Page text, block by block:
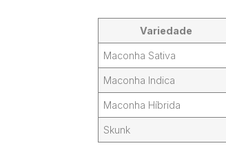
Variedade
Maconha Sativa
Maconha Indica
Maconha Híbrida
Skunk